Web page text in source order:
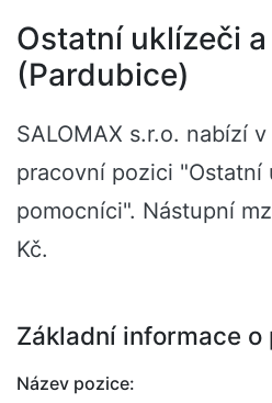
Ostatní uklízeči
(Pardubice)
SALOMAX s.r.o. nabízí
pracovní pozici "Ostatní
pomocníci". Nástupní
Kč.
Základní informace
Název pozice: